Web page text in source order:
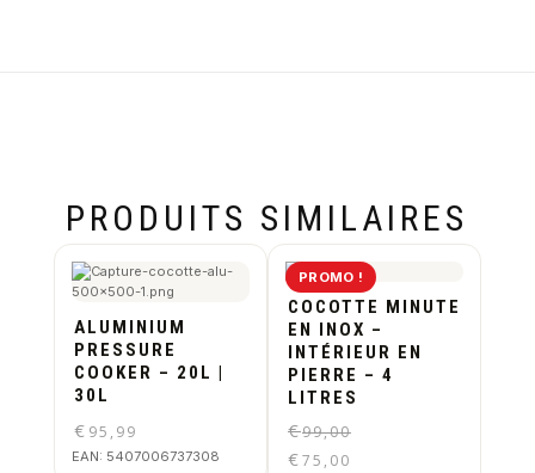
PRODUITS SIMILAIRES
ALUMINIUM
PRESSURE
COOKER – 20L |
30L
€ 95,99
EAN: 5407006737308
COCOTTE MINUTE
EN INOX –
INTÉRIEUR EN
PIERRE – 4
LITRES
PROMO !
€99,00
€75,00